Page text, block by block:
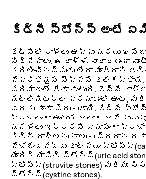
కిడ్నీ స్టోన్స్ అంటే
కిడ్నీలో రాళ్లు ఉప్పు మరియు
నిక్షేపాలు. ఈ రాళ్ళు సాధారణంగా
కదిలించినప్పుడు లేదా మూత్రాని
విపరీతమైన నొప్పిని కలిగిస్తాయి.
పరిమాణంలో తేడా ఉంటుంది. కొన్ని
మిల్లీమీటర్ల పరిమాణంలో ఉంటే,
వరకు కూడా పెరుగుతాయి. కిడ్నీ
ప్రబలంగా ఉంటాయి అలాగే అవి
మహిళలు ఇద్దరినీ సమానంగా
కిడ్నీ రాళ్లను నాలుగు ప్రధాన
విభజించవచ్చు కాల్షియం
యూరిక్ యాసిడ్ స్టోన్స్(uric acid
స్టోన్స్(struvite stones) మరియు
స్టోన్స్(cystine stones).